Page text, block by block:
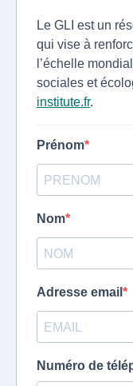
Le GLI est un
qui vise à
l’échelle
sociales et
institute.fr.
Prénom
Nom
Adresse email
Numéro de